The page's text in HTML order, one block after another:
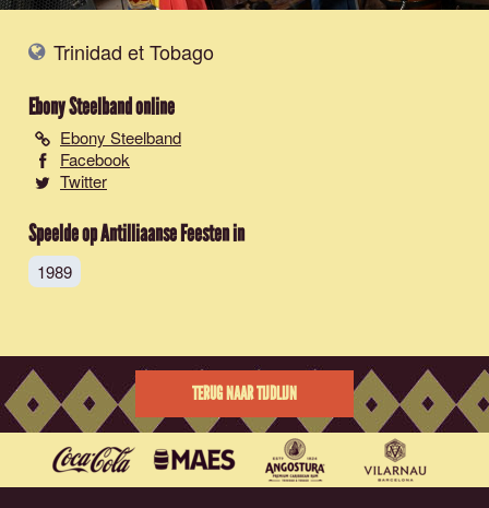
Trinidad et Tobago
Ebony Steelbandonline
Ebony Steelband
Facebook
Twitter
Speelde op Antilliaanse Feesten in
1989
TERUG NAAR TIJDLIJN